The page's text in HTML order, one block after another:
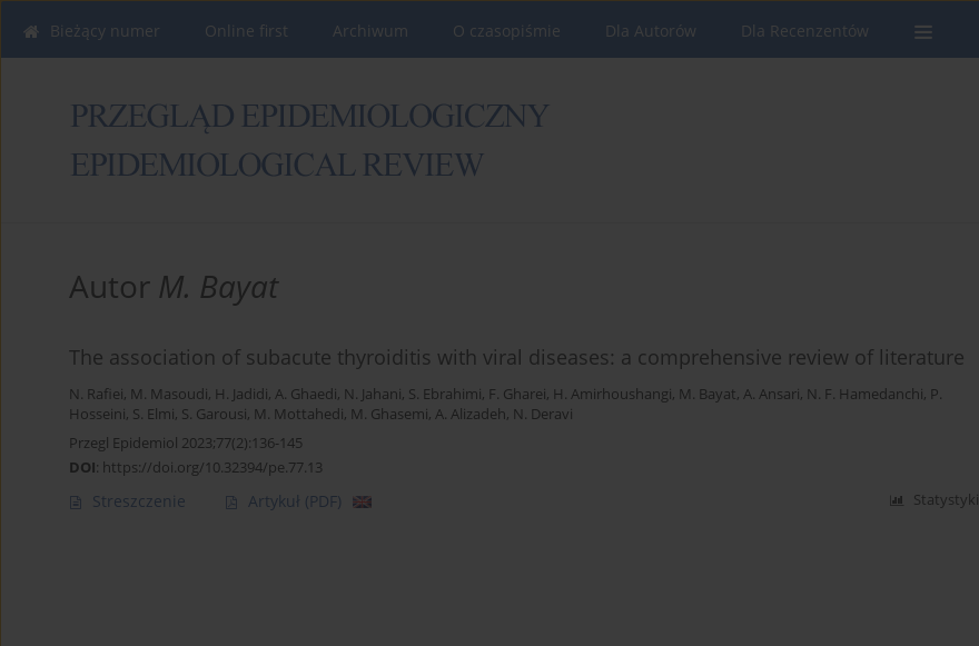
Bieżący numer Online first Archiwum O czasopiśmie Dla Autorów Dla Recenzentów
Autor M. Bayat
The association of subacute thyroiditis with viral diseases: a comprehensive review of literature
N. Rafiei, M. Masoudi, H. Jadidi, A. Ghaedi, N. Jahani, S. Ebrahimi, F. Gharei, H. Amirhoushangi, M. Bayat, A. Ansari, N. F. Hamedanchi, P.
Hosseini, S. Elmi, S. Garousi, M. Mottahedi, M. Ghasemi, A. Alizadeh, N. Deravi
Przegl Epidemiol 2023;77(2):136-145
DOI: https://doi.org/10.32394/pe.77.13
Streszczenie Artykuł (PDF) Statystyki